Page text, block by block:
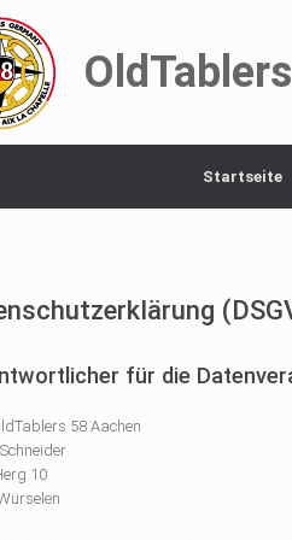
Startseite
für die
58 Aachen
10